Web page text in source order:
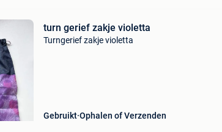
turn gerief zakje violetta
Turngerief zakje violetta
Gebruikt Ophalen of Verzenden